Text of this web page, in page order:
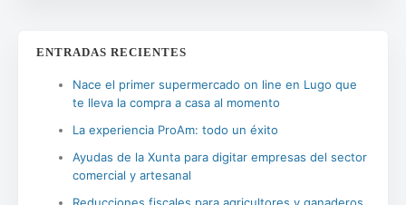
ENTRADAS RECIENTES
Nace el primer supermercado on line en Lugo que
te lleva la compra a casa al momento
La experiencia ProAm: todo un éxito
Ayudas de la Xunta para digitar empresas del sector
comercial y artesanal